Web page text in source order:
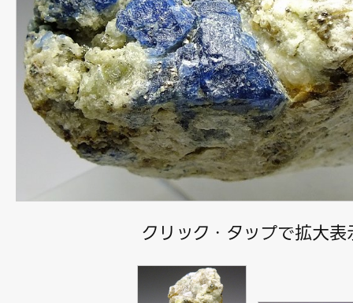
クリック・タップで拡大表